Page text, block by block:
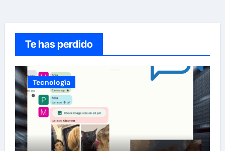
Te has perdido
Tecnología